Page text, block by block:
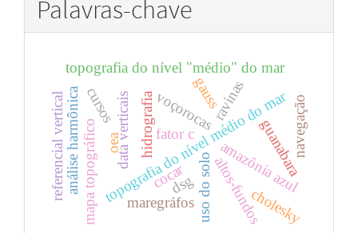
Palavras-chave
data verticais
topografia do nível médio do mar
amazônia azul
voçorocasravinas
uso do solo
topografia do nível "médio" do mar
mapa topográfico
análise harmônica
referencial vertical
maregráfos
hidrografia
altos-fundos
navegação
cocar
dsg
fator c
gauss
cholesky
oea
cursos
guanabara